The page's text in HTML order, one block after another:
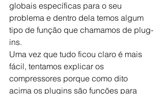
globais específicas para o seu
problema e dentro dela temos algum
tipo de função que chamamos de plug-
ins.
Uma vez que tudo ficou claro é mais
fácil, tentamos explicar os
compressores porque como dito
acima os plugins são funções para